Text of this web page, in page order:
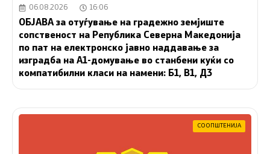
06.08.2026 16:06
ОБЈАВА за отуѓување на градежно земјиште
сопственост на Република Северна Македонија
по пат на електронско јавно наддавање за
изградба на A1-домување во станбени куќи со
компатибилни класи на намени: Б1, В1, Д3
СООПШТЕНИЈА